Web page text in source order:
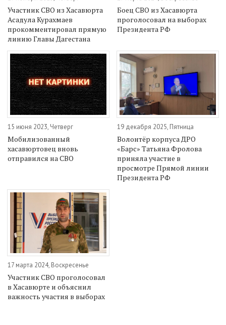
Участник СВО из Хасавюрта
Асадула Курахмаев
прокомментировал прямую
линию Главы Дагестана
Боец СВО из Хасавюрта
проголосовал на выборах
Президента РФ
15 июня 2023, Четверг
Мобилизованный
хасавюртовец вновь
отправился на СВО
19 декабря 2025, Пятница
Волонтёр корпуса ДРО
«Барс» Татьяна Фролова
приняла участие в
просмотре Прямой линии
Президента РФ
17 марта 2024, Воскресенье
Участник СВО проголосовал
в Хасавюрте и объяснил
важность участия в выборах